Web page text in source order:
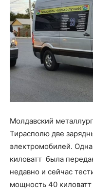
Молдавский
Тирасполю две
электромобилей.
киловатт была
недавно и сейчас
мощность 40